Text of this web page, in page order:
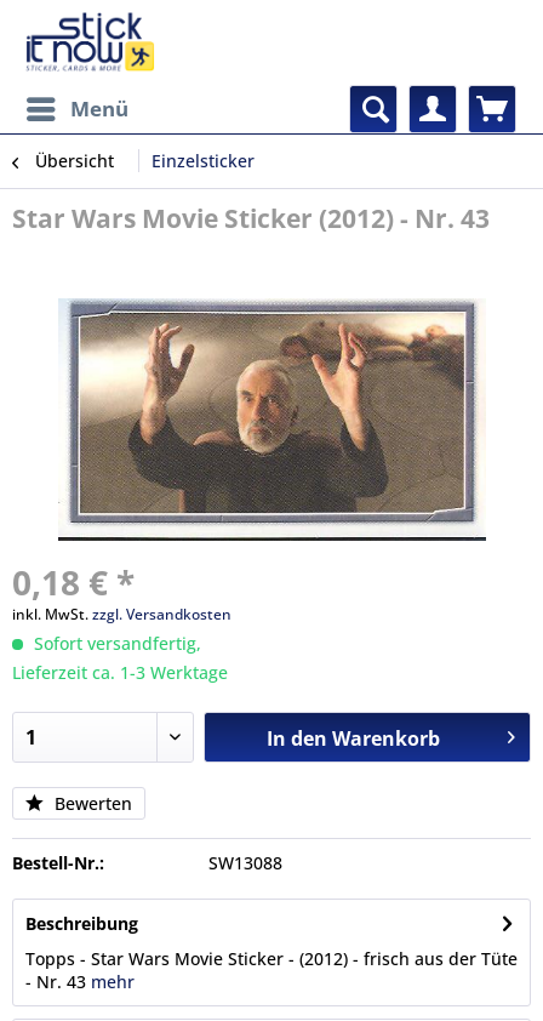
Menü
Übersicht Einzelsticker
Star Wars Movie Sticker (2012) - Nr. 43
0,18 € *
inkl. MwSt.zzgl. Versandkosten
Sofort versandfertig,
Lieferzeit ca. 1-3 Werktage
In den Warenkorb
Bewerten
Bestell-Nr.: SW13088
Beschreibung
Topps - Star Wars Movie Sticker - (2012) - frisch aus der Tüte
- Nr. 43 mehr